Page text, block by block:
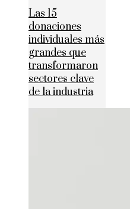
Las 15
donaciones
individuales más
grandes que
transformaron
sectores clave
de la industria